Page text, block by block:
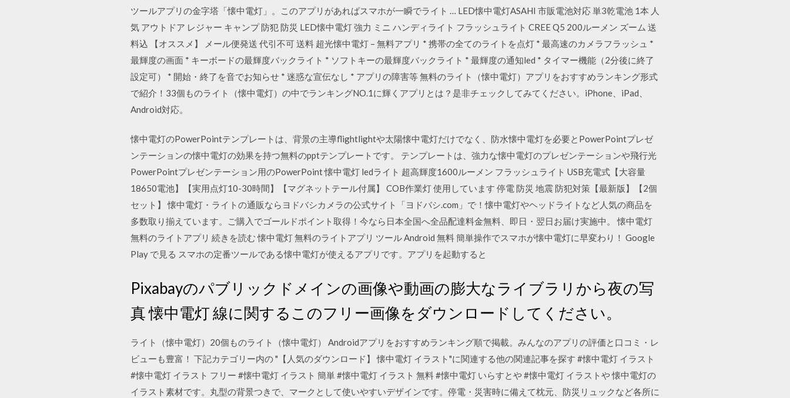
ツールアプリの金字塔「懐中電灯」。このアプリがあればスマホが一瞬でライト … LED懐中電灯ASAHI 市販電池対応 単3乾電池 1本 人
気 アウトドア レジャー キャンプ 防犯 防災 LED懐中電灯 強力 ミニ ハンディライト フラッシュライト CREE Q5 200ルーメン ズーム 送
料込 【オススメ】 メール便発送 代引不可 送料 超光懐中電灯 – 無料アプリ * 携帯の全てのライトを点灯 * 最高速のカメラフラッシュ *
最輝度の画面 * キーボードの最輝度バックライト * ソフトキーの最輝度バックライト * 最輝度の通知led * タイマー機能（2分後に終了
設定可） * 開始・終了を音でお知らせ * 迷惑な宣伝なし * アプリの障害等 無料のライト（懐中電灯）アプリをおすすめランキング形式
で紹介！33個ものライト（懐中電灯）の中でランキングNO.1に輝くアプリとは？是非チェックしてみてください。iPhone、iPad、
Android対応。
懐中電灯のPowerPointテンプレートは、背景の主導flightlightや太陽懐中電灯だけでなく、防水懐中電灯を必要とPowerPointプレゼ
ンテーションの懐中電灯の効果を持つ無料のpptテンプレートです。 テンプレートは、強力な懐中電灯のプレゼンテーションや飛行光
PowerPointプレゼンテーション用のPowerPoint 懐中電灯 ledライト 超高輝度1600ルーメン フラッシュライト USB充電式【大容量
18650電池】【実用点灯10-30時間】【マグネットテール付属】 COB作業灯 使用しています 停電 防災 地震 防犯対策【最新版】【2個
セット】 懐中電灯・ライトの通販ならヨドバシカメラの公式サイト「ヨドバシ.com」で！懐中電灯やヘッドライトなど人気の商品を
多数取り揃えています。ご購入でゴールドポイント取得！今なら日本全国へ全品配達料金無料、即日・翌日お届け実施中。 懐中電灯
無料のライトアプリ 続きを読む 懐中電灯 無料のライトアプリ ツール Android 無料 簡単操作でスマホが懐中電灯に早変わり！ Google
Play で見る スマホの定番ツールである懐中電灯が使えるアプリです。アプリを起動すると
Pixabayのパブリックドメインの画像や動画の膨大なライブラリから夜の写
真 懐中電灯 線に関するこのフリー画像をダウンロードしてください。
ライト（懐中電灯）20個ものライト（懐中電灯） Androidアプリをおすすめランキング順で掲載。みんなのアプリの評価と口コミ・レ
ビューも豊富！ 下記カテゴリー内の "【人気のダウンロード】 懐中電灯 イラスト"に関連する他の関連記事を探す #懐中電灯 イラスト
#懐中電灯 イラスト フリー #懐中電灯 イラスト 簡単 #懐中電灯 イラスト 無料 #懐中電灯 いらすとや #懐中電灯 イラストや 懐中電灯の
イラスト素材です。丸型の背景つきで、マークとして使いやすいデザインです。停電・災害時に備えて枕元、防災リュックなど各所に